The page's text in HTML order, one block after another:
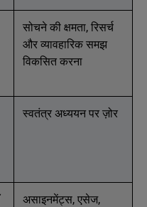
सोचने की क्षमता, रिसर्च
और व्यावहारिक समझ
विकसित करना
स्वतंत्र अध्ययन पर ज़ोर
असाइनमेंट्स, एसेज,